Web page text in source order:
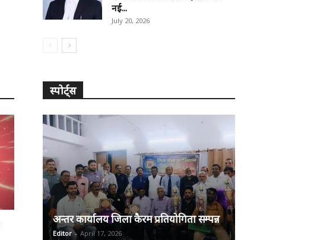
नई...
July 20, 2026
स्पोर्ट्स
अन्तर कार्यालय जिला कैरम प्रतियोगिता सम्पन्न
Editor - April 17, 2026